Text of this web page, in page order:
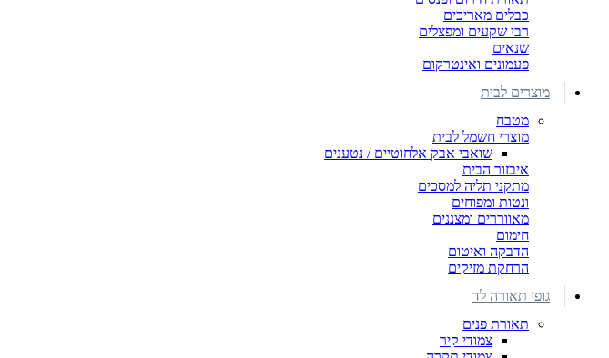
כבלים מאריכים
רבי שקעים ומפצלים
שנאים
פעמונים ואינטרקום
מוצרים לבית
מטבח
מוצרי חשמל לבית
שואבי אבק אלחוטיים / נטענים
איבזור הבית
מתקני תליה למסכים
ונטות ומפוחים
מאווררים ומצננים
חימום
הדבקה ואיטום
הרחקת מזיקים
גופי תאורה לד
תאורת פנים
צמודי קיר